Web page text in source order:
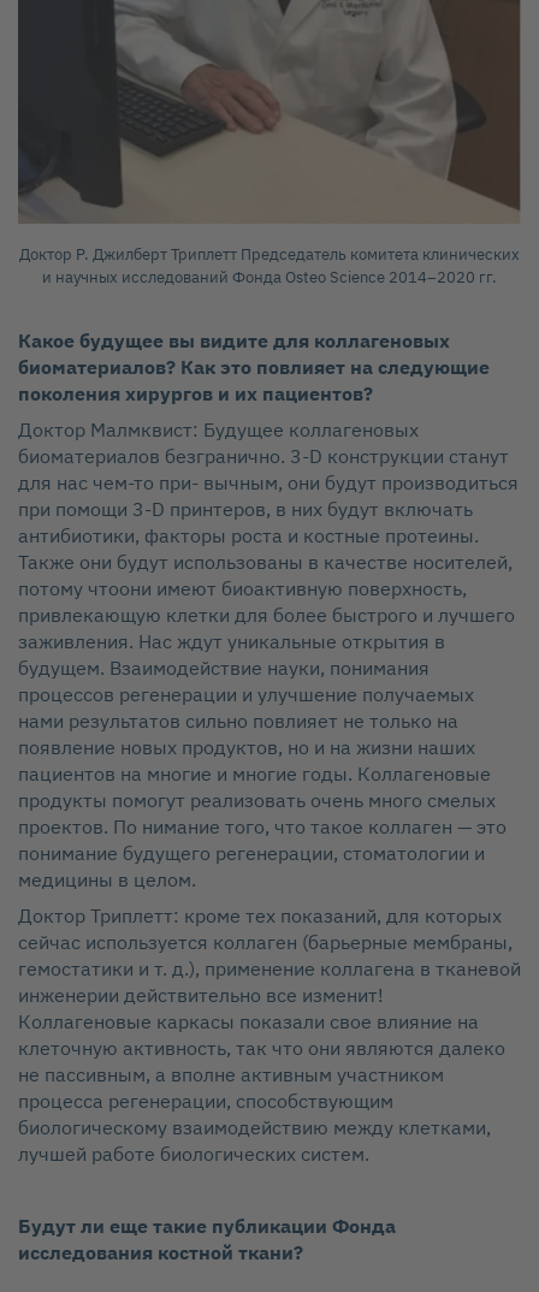
Доктор Р. Джилберт Триплетт Председатель комитета клинических
и научных исследований Фонда Osteo Science 2014–2020 гг.
Какое будущее вы видите для коллагеновых
биоматериалов? Как это повлияет на следующие
поколения хирургов и их пациентов?
Доктор Малмквист: Будущее коллагеновых
биоматериалов безгранично. 3‑D конструкции станут
для нас чем‑то при‑ вычным, они будут производиться
при помощи 3‑D принтеров, в них будут включать
антибиотики, факторы роста и костные протеины.
Также они будут использованы в качестве носителей,
потому чтоони имеют биоактивную поверхность,
привлекающую клетки для более быстрого и лучшего
заживления. Нас ждут уникальные открытия в
будущем. Взаимодействие науки, понимания
процессов регенерации и улучшение получаемых
нами результатов сильно повлияет не только на
появление новых продуктов, но и на жизни наших
пациентов на многие и многие годы. Коллагеновые
продукты помогут реализовать очень много смелых
проектов. По нимание того, что такое коллаген — это
понимание будущего регенерации, стоматологии и
медицины в целом.
Доктор Триплетт: кроме тех показаний, для которых
сейчас используется коллаген (барьерные мембраны,
гемостатики и т. д.), применение коллагена в тканевой
инженерии действительно все изменит!
Коллагеновые каркасы показали свое влияние на
клеточную активность, так что они являются далеко
не пассивным, а вполне активным участником
процесса регенерации, способствующим
биологическому взаимодействию между клетками,
лучшей работе биологических систем.
Будут ли еще такие публикации Фонда
исследования костной ткани?